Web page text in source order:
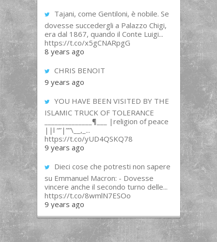
Tajani, come Gentiloni, è nobile. Se
dovesse succedergli a Palazzo Chigi,
era dal 1867, quando il Conte Luigi...
https://t.co/x5gCNARpgG
8 years ago
CHRIS BENOIT
9 years ago
YOU HAVE BEEN VISITED BY THE
ISLAMIC TRUCK OF TOLERANCE
______________¶___ |religion of peace
||l “”|””\__,_...
https://t.co/yUD4QSKQ78
9 years ago
Dieci cose che potresti non sapere
su Emmanuel Macron: - Dovesse
vincere anche il secondo turno delle...
https://t.co/8wmlN7ESOo
9 years ago